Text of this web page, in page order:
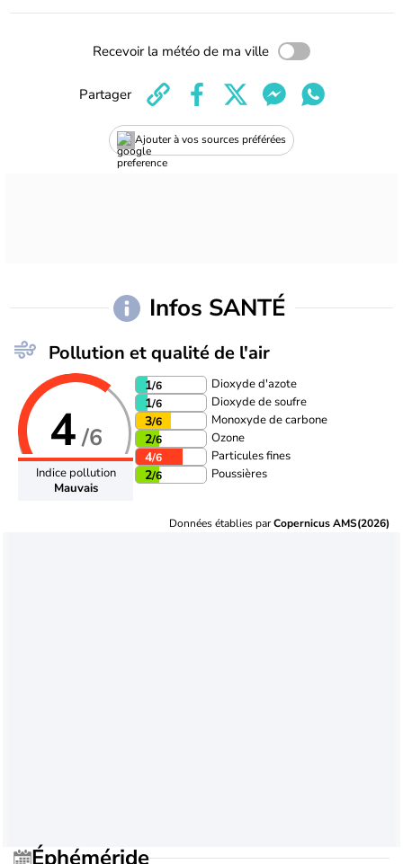
Recevoir la météo de ma ville
Ajouter à vos sources préférées
Partager
Infos SANTÉ
Pollution et qualité de l'air
4/6
Indice pollution
Mauvais
1/6 Dioxyde d'azote
1/6 Dioxyde de soufre
3/6 Monoxyde de carbone
2/6 Ozone
4/6 Particules fines
2/6 Poussières
Données établies parCopernicus AMS(2026)
Éphéméride